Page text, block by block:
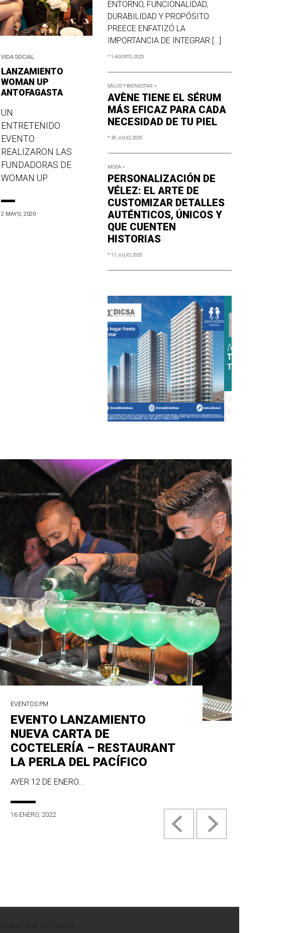
VIDA SOCIAL
LANZAMIENTO
WOMAN UP
ANTOFAGASTA
UN
ENTRETENIDO
EVENTO
REALIZARON LAS
FUNDADORAS DE
WOMAN UP.
2 MAYO, 2020
ENTORNO, FUNCIONALIDAD,
DURABILIDAD Y PROPÓSITO.
PREECE ENFATIZÓ LA
IMPORTANCIA DE INTEGRAR […]
* 1 AGOSTO, 2025
SALUD Y BIENESTAR >
AVÈNE TIENE EL SÉRUM
MÁS EFICAZ PARA CADA
NECESIDAD DE TU PIEL
* 30 JULIO, 2025
MODA >
PERSONALIZACIÓN DE
VÉLEZ: EL ARTE DE
CUSTOMIZAR DETALLES
AUTÉNTICOS, ÚNICOS Y
QUE CUENTEN
HISTORIAS
* 17 JULIO, 2025
EVENTOS PM
EVENTO LANZAMIENTO
NUEVA CARTA DE
COCTELERÍA – RESTAURANT
LA PERLA DEL PACÍFICO
AYER 12 DE ENERO...
16 ENERO, 2022